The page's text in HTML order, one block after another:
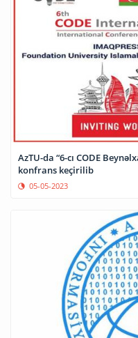
AzTU-da “6-cı CODE
konfrans keçirilib
05-05-2023